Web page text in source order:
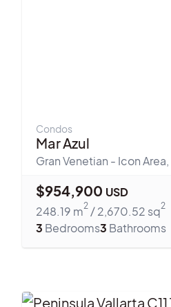
Condos
Mar Azul
Gran Venetian - Icon Area,
$954,900 USD
248.19 m2 /2,670.52 sq2
3 Bedrooms3 Bathrooms